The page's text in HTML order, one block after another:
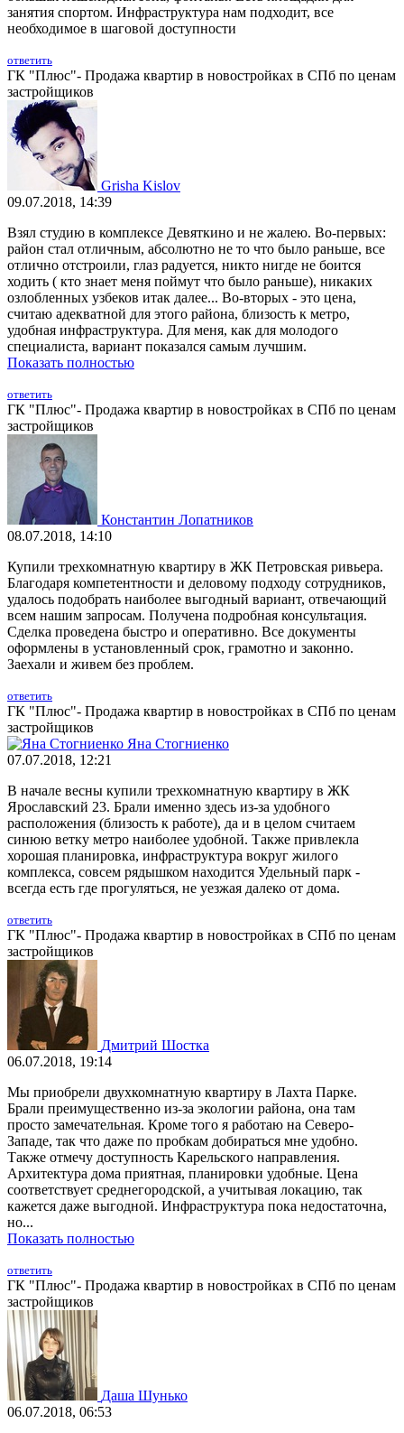
занятия спортом. Инфраструктура нам подходит, все
необходимое в шаговой доступности
ответить
ГК "Плюс"- Продажа квартир в новостройках в СПб по ценам
застройщиков
Grisha Kislov
09.07.2018, 14:39
Взял студию в комплексе Девяткино и не жалею. Во-первых:
район стал отличным, абсолютно не то что было раньше, все
отлично отстроили, глаз радуется, никто нигде не боится
ходить ( кто знает меня поймут что было раньше), никаких
озлобленных узбеков итак далее... Во-вторых - это цена,
считаю адекватной для этого района, близость к метро,
удобная инфраструктура. Для меня, как для молодого
специалиста, вариант показался самым лучшим.
Показать полностью
ответить
ГК "Плюс"- Продажа квартир в новостройках в СПб по ценам
застройщиков
Константин Лопатников
08.07.2018, 14:10
Купили трехкомнатную квартиру в ЖК Петровская ривьера.
Благодаря компетентности и деловому подходу сотрудников,
удалось подобрать наиболее выгодный вариант, отвечающий
всем нашим запросам. Получена подробная консультация.
Сделка проведена быстро и оперативно. Все документы
оформлены в установленный срок, грамотно и законно.
Заехали и живем без проблем.
ответить
ГК "Плюс"- Продажа квартир в новостройках в СПб по ценам
застройщиков
Яна Стогниенко
07.07.2018, 12:21
В начале весны купили трехкомнатную квартиру в ЖК
Ярославский 23. Брали именно здесь из-за удобного
расположения (близость к работе), да и в целом считаем
синюю ветку метро наиболее удобной. Также привлекла
хорошая планировка, инфраструктура вокруг жилого
комплекса, совсем рядышком находится Удельный парк -
всегда есть где прогуляться, не уезжая далеко от дома.
ответить
ГК "Плюс"- Продажа квартир в новостройках в СПб по ценам
застройщиков
Дмитрий Шостка
06.07.2018, 19:14
Мы приобрели двухкомнатную квартиру в Лахта Парке.
Брали преимущественно из-за экологии района, она там
просто замечательная. Кроме того я работаю на Северо-
Западе, так что даже по пробкам добираться мне удобно.
Также отмечу доступность Карельского направления.
Архитектура дома приятная, планировки удобные. Цена
соответствует среднегородской, а учитывая локацию, так
кажется даже выгодной. Инфраструктура пока недостаточна,
но...
Показать полностью
ответить
ГК "Плюс"- Продажа квартир в новостройках в СПб по ценам
застройщиков
Даша Шунько
06.07.2018, 06:53